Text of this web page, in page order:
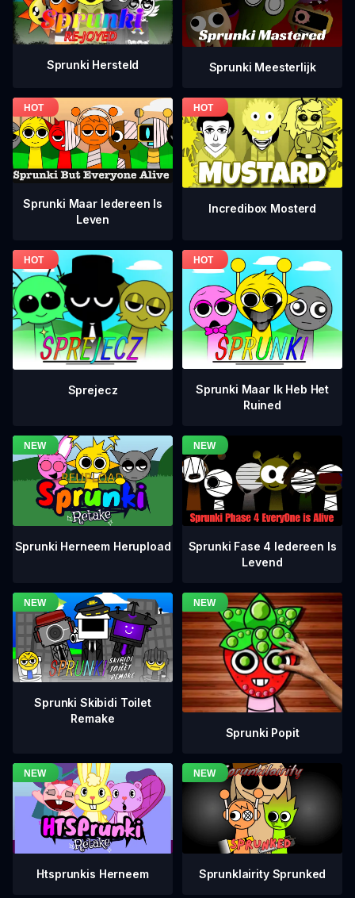
Sprunki Hersteld Sprunki Meesterlijk
Sprunki Maar Iedereen Is
Leven
Incredibox Mosterd
Sprejecz
Sprunki Maar Ik Heb Het
Ruined
Sprunki Herneem Herupload
Sprunki Fase 4 Iedereen Is
Levend
Sprunki Skibidi Toilet
Remake
Sprunki Popit
Htsprunkis Herneem Sprunklairity Sprunked